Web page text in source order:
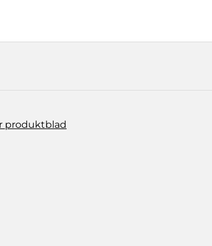
produktblad